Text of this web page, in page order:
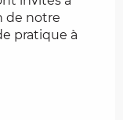
de notre
pratique à